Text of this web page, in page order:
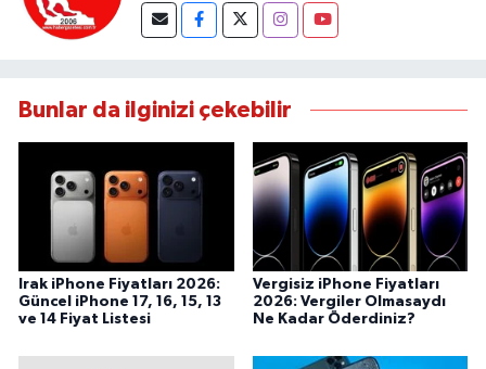
Bunlar da ilginizi çekebilir
Irak iPhone Fiyatları 2026:
Güncel iPhone 17, 16, 15, 13
ve 14 Fiyat Listesi
Vergisiz iPhone Fiyatları
2026: Vergiler Olmasaydı
Ne Kadar Öderdiniz?